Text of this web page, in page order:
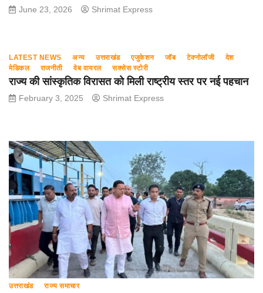
June 23, 2026 Shrimat Express
LATEST NEWS अन्य उत्तराखंड एजुकेशन जॉब टेक्नोलॉजी
देश
मेडिकल
राजनीती वेब वायरल सक्सेस स्टोरी
राज्य की सांस्कृतिक विरासत को मिली राष्ट्रीय स्तर पर नई पहचान
February 3, 2025 Shrimat Express
उत्तराखंड राज्य समाचार